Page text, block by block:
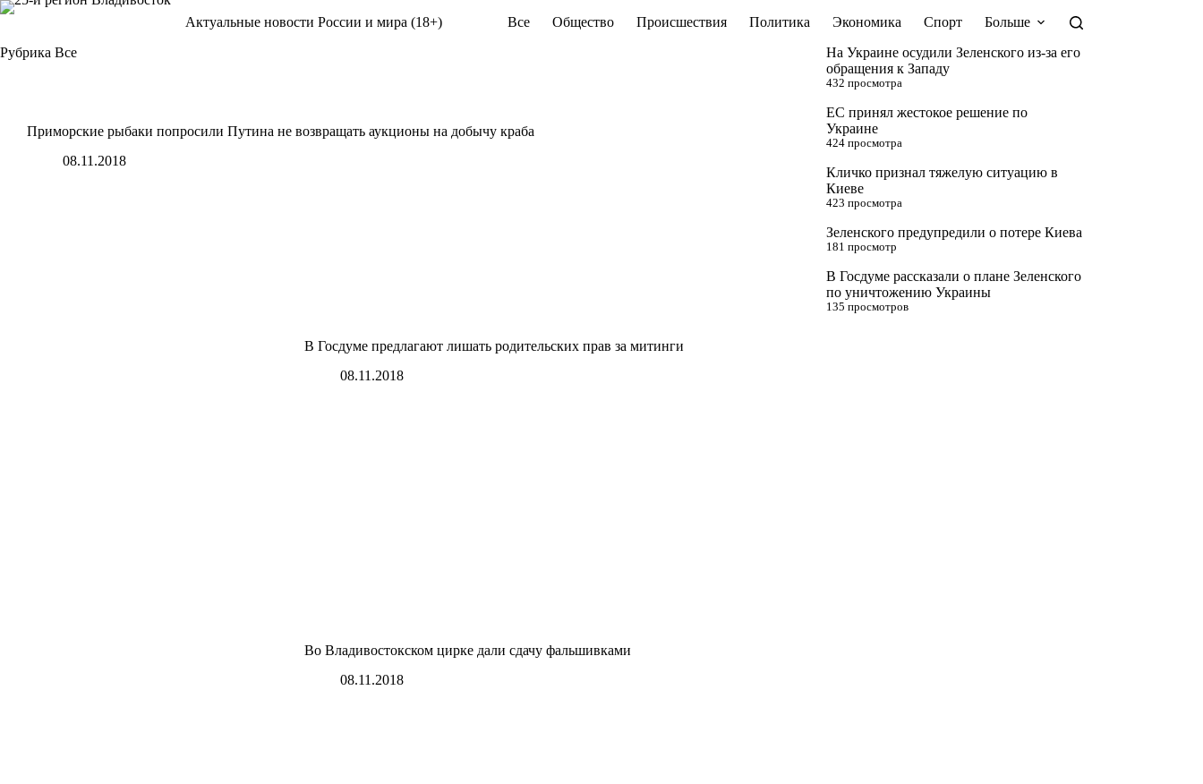
Перейти
Актуальные новости России и мира (18+) Все Общество Происшествия Политика Экономика Спорт
Больше
Рубрика Все
Приморские рыбаки попросили Путина не возвращать аукционы на добычу краба
08.11.2018
В Госдуме предлагают лишать родительских прав за митинги
08.11.2018
Во Владивостокском цирке дали сдачу фальшивками
08.11.2018
На Украине осудили Зеленского из-за его
обращения к Западу
432 просмотра
ЕС принял жестокое решение по
Украине
424 просмотра
Кличко признал тяжелую ситуацию в
Киеве
423 просмотра
Зеленского предупредили о потере Киева
181 просмотр
В Госдуме рассказали о плане Зеленского
по уничтожению Украины
135 просмотров